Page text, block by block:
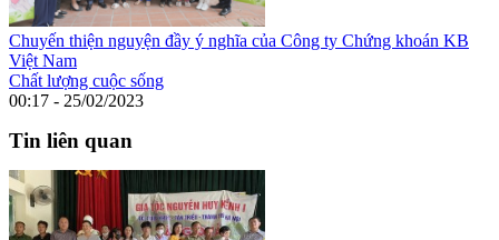
Chuyến thiện nguyện đầy ý nghĩa của Công ty Chứng khoán KB
Việt Nam
Chất lượng cuộc sống
00:17 - 25/02/2023
Tin liên quan